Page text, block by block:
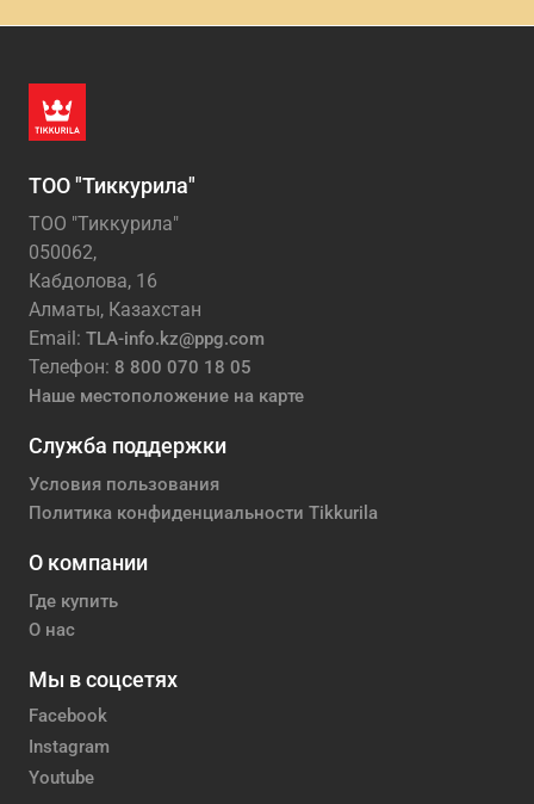
ТОО "Тиккурила"
ТОО "Тиккурила"
050062,
Кабдолова, 16
Алматы, Казахстан
Email: TLA-info.kz@ppg.com
Телефон: 8 800 070 18 05
Наше местоположение на карте
Служба поддержки
Условия пользования
Политика конфиденциальности Tikkurila
О компании
Где купить
О нас
Мы в соцсетях
Facebook
Instagram
Youtube